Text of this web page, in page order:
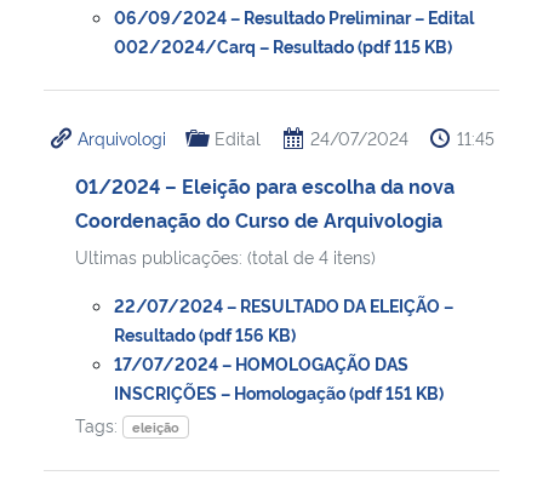
06/09/2024 – Resultado Preliminar – Edital
002/2024/Carq – Resultado (pdf 115 KB)
Arquivologi Edital 24/07/2024 11:45
01/2024 – Eleição para escolha da nova
Coordenação do Curso de Arquivologia
Ultimas publicações: (total de 4 itens)
22/07/2024 – RESULTADO DA ELEIÇÃO –
Resultado (pdf 156 KB)
17/07/2024 – HOMOLOGAÇÃO DAS
INSCRIÇÕES – Homologação (pdf 151 KB)
Tags:
eleição